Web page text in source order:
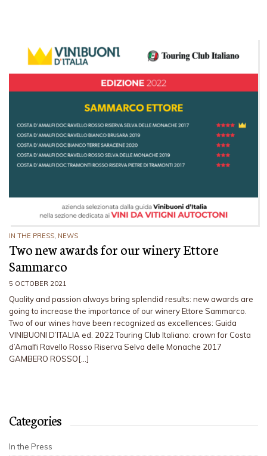
IN THE PRESS, NEWS
Two new awards for our winery Ettore
Sammarco
5 OCTOBER 2021
Quality and passion always bring splendid results: new awards are
going to increase the importance of our winery Ettore Sammarco.
Two of our wines have been recognized as excellences: Guida
VINIBUONI D’ITALIA ed. 2022 Touring Club Italiano: crown for Costa
d’Amalfi Ravello Rosso Riserva Selva delle Monache 2017
GAMBERO ROSSO[…]
Categories
In the Press